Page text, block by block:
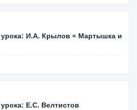
урока: И.А. Крылов « Мартышка и
Е.С. Велтистов